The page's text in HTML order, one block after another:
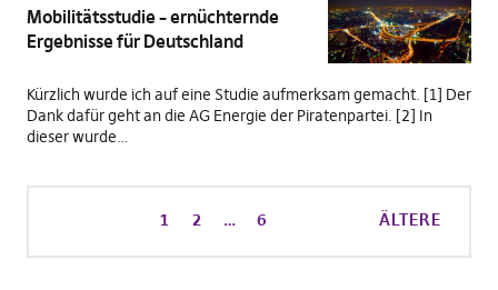
Mobilitätsstudie – ernüchternde
Ergebnisse für Deutschland
Kürzlich wurde ich auf eine Studie aufmerksam gemacht. [1] Der
Dank dafür geht an die AG Energie der Piratenpartei. [2] In
dieser wurde…
1 2 … 6 ÄLTERE